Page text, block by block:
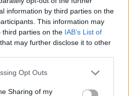
information by third parties on the
This information may
third parties on the IAB’s List of
that may further disclose it to other
Opt Outs
Sharing of my
Co teraz?
gość
korzystania w toalecie,
się , bardzo silny